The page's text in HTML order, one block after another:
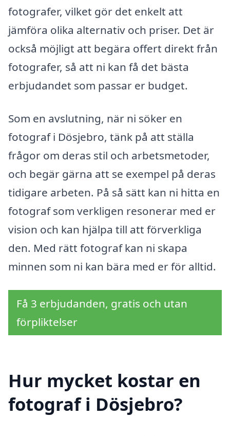
fotografer, vilket gör det enkelt att
jämföra olika alternativ och priser. Det är
också möjligt att begära offert direkt från
fotografer, så att ni kan få det bästa
erbjudandet som passar er budget.
Som en avslutning, när ni söker en
fotograf i Dösjebro, tänk på att ställa
frågor om deras stil och arbetsmetoder,
och begär gärna att se exempel på deras
tidigare arbeten. På så sätt kan ni hitta en
fotograf som verkligen resonerar med er
vision och kan hjälpa till att förverkliga
den. Med rätt fotograf kan ni skapa
minnen som ni kan bära med er för alltid.
Få 3 erbjudanden, gratis och utan
förpliktelser
Hur mycket kostar en
fotograf i Dösjebro?